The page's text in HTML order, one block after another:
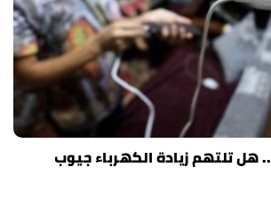
تضخم يوليو 2026.. هل تلتهم زيادة الكهرباء جيوب